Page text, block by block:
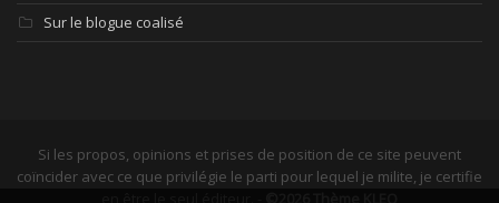
Sur le blogue coalisé
Si les propos, opinions et prises de position de ce site peuvent
coïncider avec ce que privilégie le parti pour lequel je milite, je certifie